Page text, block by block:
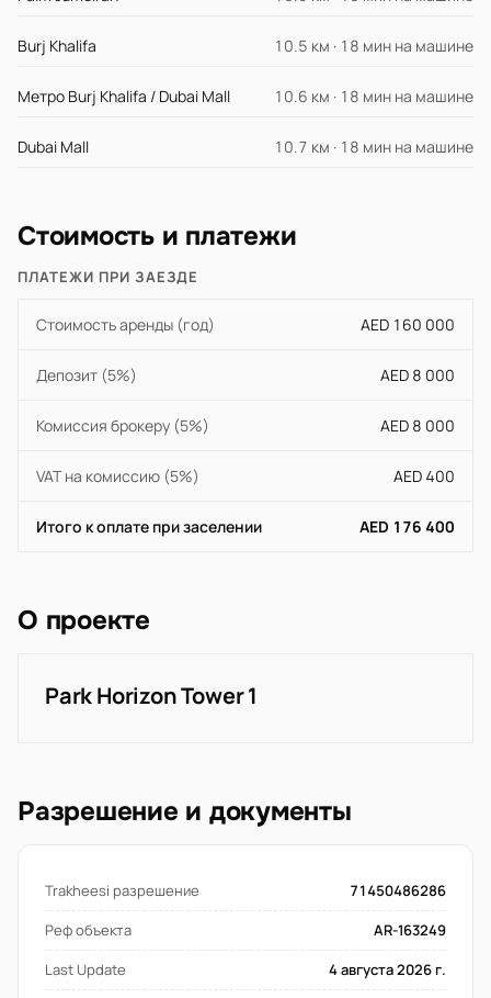
Burj Khalifa 10.5 км · 18 мин на машине
Метро Burj Khalifa / Dubai Mall 10.6 км · 18 мин на машине
Dubai Mall 10.7 км · 18 мин на машине
Стоимость и платежи
ПЛАТЕЖИ ПРИ ЗАЕЗДЕ
Стоимость аренды (год) AED 160 000
Депозит (5%) AED 8 000
Комиссия брокеру (5%) AED 8 000
VAT на комиссию (5%) AED 400
Итого к оплате при заселении AED 176 400
О проекте
Park Horizon Tower 1
Разрешение и документы
Trakheesi разрешение
71450486286
Реф объекта
AR-163249
Last Update
4 августа 2026 г.